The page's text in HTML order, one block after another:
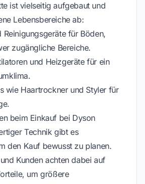
ist vielseitig aufgebaut und
Lebensbereiche ab:
Reinigungsgeräte für Böden,
zugängliche Bereiche.
und Heizgeräte für ein
wie Haartrockner und Styler für
beim Einkauf bei Dyson
Technik gibt es
den Kauf bewusst zu planen.
Kunden achten dabei auf
um größere